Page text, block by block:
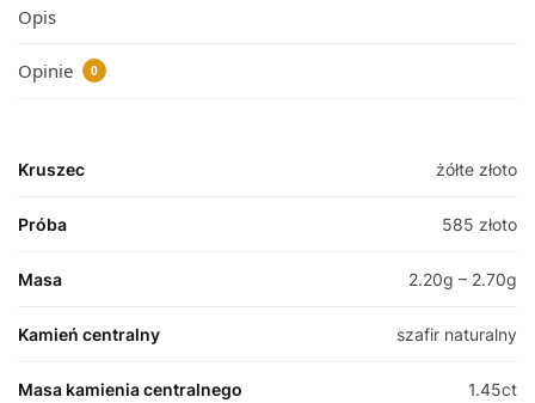
Opis
Opinie 0
Kruszec żółte złoto
Próba 585 złoto
Masa 2.20g – 2.70g
Kamień centralny szafir naturalny
Masa kamienia centralnego 1.45ct